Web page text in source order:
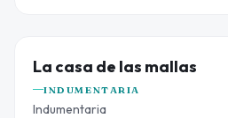
👕
La casa de las mallas
INDUMENTARIA
Indumentaria